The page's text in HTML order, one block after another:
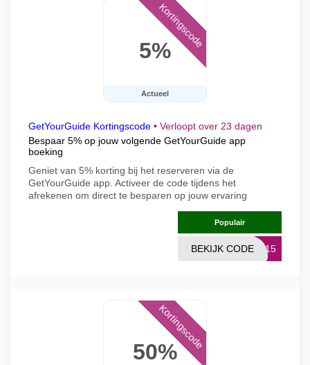
5%
Actueel
Kortingscode
GetYourGuide Kortingscode • Verloopt over 23 dagen
Bespaar 5% op jouw volgende GetYourGuide app
boeking
Geniet van 5% korting bij het reserveren via de
GetYourGuide app. Activeer de code tijdens het
afrekenen om direct te besparen op jouw ervaring
Populair
RS15
BEKIJK CODE
50%
Kortingscode